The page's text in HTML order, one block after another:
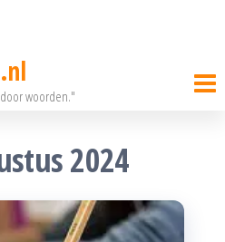
woorden."
2024